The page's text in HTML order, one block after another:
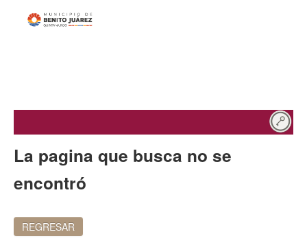
La pagina que busca no se
encontró
REGRESAR